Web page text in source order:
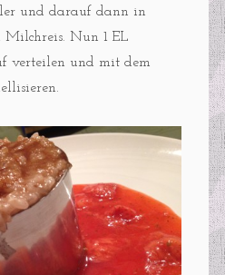
und darauf dann in
Milchreis. Nun 1 EL
verteilen und mit dem